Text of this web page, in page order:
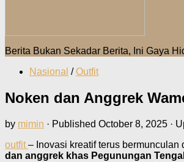
Berita Bukan Sekadar Berita, Ini Gaya
Nasional / Outfit
Noken dan Anggrek
by mimin · Published October 8, 2025 ·
outfit– Inovasi kreatif terus
dan anggrek khas Pegunungan